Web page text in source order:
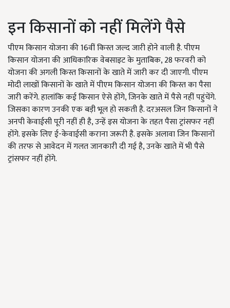
इन किसानों को नहीं मिलेंगे पैसे
पीएम किसान योजना की 16वीं किस्त जल्द जारी होने वाली है. पीएम
किसान योजना की आधिकारिक वेबसाइट के मुताबिक, 28 फरवरी को
योजना की अगली किस्त किसानों के खाते में जारी कर दी जाएगी. पीएम
मोदी लाखों किसानों के खाते में पीएम किसान योजना की किस्त का पैसा
जारी करेंगे. हालांकि कई किसान ऐसे होंगे, जिनके खाते में पैसे नहीं पहुंचेंगे.
जिसका कारण उनकी एक बड़ी भूल हो सकती है. दरअसल जिन किसानों ने
अनपी केवाईसी पूरी नहीं ही है, उन्हें इस योजना के तहत पैसा ट्रांसफर नहीं
होंगे. इसके लिए ई-केवाईसी कराना जरूरी है. इसके अलावा जिन किसानों
की तरफ से आवेदन में गलत जानकारी दी गई है, उनके खाते में भी पैसे
ट्रांसफर नहीं होंगे.